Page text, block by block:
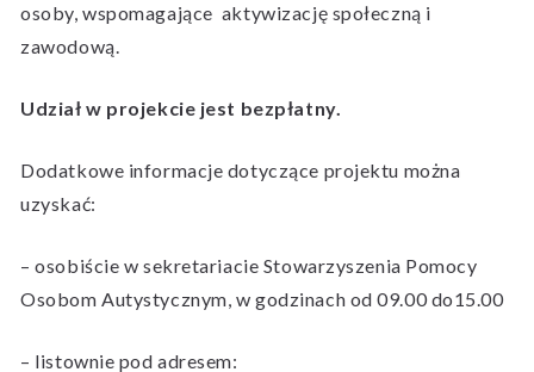
osoby, wspomagające aktywizację społeczną i
zawodową.
Udział w projekcie jest bezpłatny.
Dodatkowe informacje dotyczące projektu można
uzyskać:
– osobiście w sekretariacie Stowarzyszenia Pomocy
Osobom Autystycznym, w godzinach od 09.00 do15.00
– listownie pod adresem: